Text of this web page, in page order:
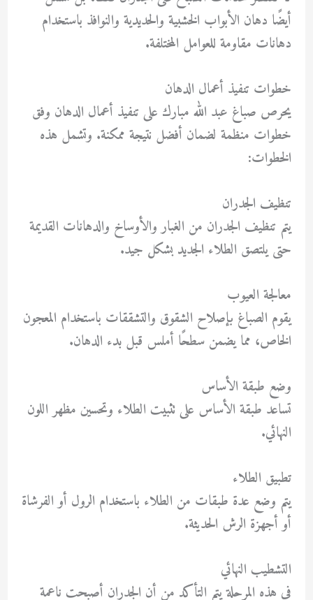
أيضًا دهان الأبواب الخشبية والحديدية والنوافذ باستخدام
دهانات مقاومة للعوامل المختلفة.
خطوات تنفيذ أعمال الدهان
يحرص صباغ عبد الله مبارك على تنفيذ أعمال الدهان وفق
خطوات منظمة لضمان أفضل نتيجة ممكنة. وتشمل هذه
الخطوات:
تنظيف الجدران
يتم تنظيف الجدران من الغبار والأوساخ والدهانات القديمة
حتى يلتصق الطلاء الجديد بشكل جيد.
معالجة العيوب
يقوم الصباغ بإصلاح الشقوق والتشققات باستخدام المعجون
الخاص، مما يضمن سطحًا أملس قبل بدء الدهان.
وضع طبقة الأساس
تساعد طبقة الأساس على تثبيت الطلاء وتحسين مظهر اللون
النهائي.
تطبيق الطلاء
يتم وضع عدة طبقات من الطلاء باستخدام الرول أو الفرشاة
أو أجهزة الرش الحديثة.
التشطيب النهائي
في هذه المرحلة يتم التأكد من أن الجدران أصبحت ناعمة